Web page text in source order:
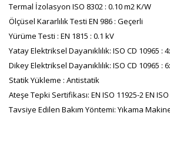
Termal İzolasyon ISO 8302 : 0.10 m2 K/W
Ölçüsel Kararlılık Testi EN 986 : Geçerli
Yürüme Testi : EN 1815 : 0.1 kV
Yatay Elektriksel Dayanıklılık: ISO CD 10965 :
Dikey Elektriksel Dayanıklılık: ISO CD 10965 :
Statik Yükleme : Antistatik
Ateşe Tepki Sertifikası: EN ISO 11925-2 EN ISO
Tavsiye Edilen Bakım Yöntemi: Yıkama